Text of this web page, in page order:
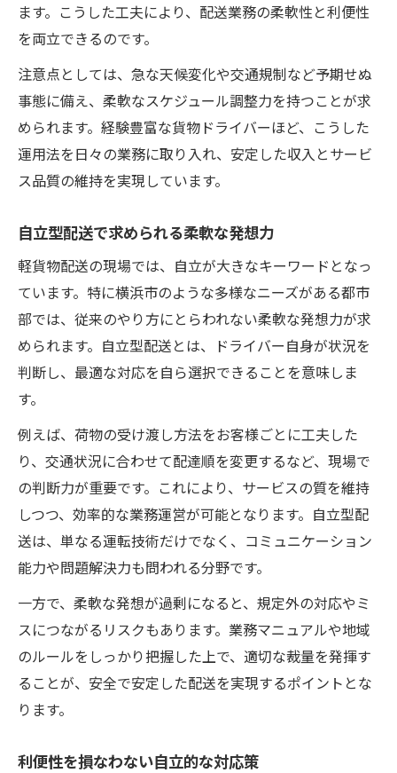
ます。こうした工夫により、配送業務の柔軟性と利便性
を両立できるのです。
注意点としては、急な天候変化や交通規制など予期せぬ
事態に備え、柔軟なスケジュール調整力を持つことが求
められます。経験豊富な貨物ドライバーほど、こうした
運用法を日々の業務に取り入れ、安定した収入とサービ
ス品質の維持を実現しています。
自立型配送で求められる柔軟な発想力
軽貨物配送の現場では、自立が大きなキーワードとなっ
ています。特に横浜市のような多様なニーズがある都市
部では、従来のやり方にとらわれない柔軟な発想力が求
められます。自立型配送とは、ドライバー自身が状況を
判断し、最適な対応を自ら選択できることを意味しま
す。
例えば、荷物の受け渡し方法をお客様ごとに工夫した
り、交通状況に合わせて配達順を変更するなど、現場で
の判断力が重要です。これにより、サービスの質を維持
しつつ、効率的な業務運営が可能となります。自立型配
送は、単なる運転技術だけでなく、コミュニケーション
能力や問題解決力も問われる分野です。
一方で、柔軟な発想が過剰になると、規定外の対応やミ
スにつながるリスクもあります。業務マニュアルや地域
のルールをしっかり把握した上で、適切な裁量を発揮す
ることが、安全で安定した配送を実現するポイントとな
ります。
利便性を損なわない自立的な対応策